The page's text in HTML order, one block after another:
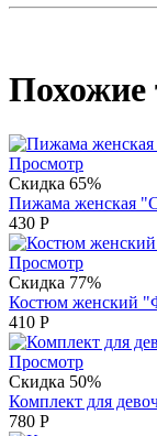
Похожие
Просмотр
Скидка 65%
Пижама женская
430 Р
Просмотр
Скидка 77%
Костюм женский
410 Р
Просмотр
Скидка 50%
Комплект для
780 Р